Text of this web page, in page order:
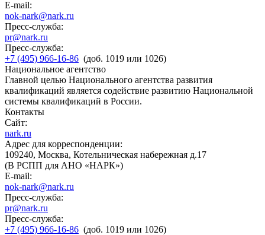
E-mail:
nok-nark@nark.ru
Пресс-служба:
pr@nark.ru
Пресс-служба:
+7 (495) 966-16-86 (доб. 1019 или 1026)
Национальное агентство
Главной целью Национального агентства развития
квалификаций является содействие развитию Национальной
системы квалификаций в России.
Контакты
Сайт:
nark.ru
Адрес для корреспонденции:
109240, Москва, Котельническая набережная д.17
(В РСПП для АНО «НАРК»)
E-mail:
nok-nark@nark.ru
Пресс-служба:
pr@nark.ru
Пресс-служба:
+7 (495) 966-16-86 (доб. 1019 или 1026)